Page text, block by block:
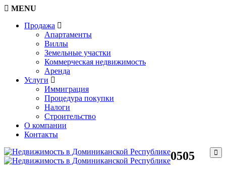
MENU
Продажа
Апартаменты
Виллы
Земельные участки
Коммерческая недвижимость
Аренда
Услуги
Иммиграция
Процедура покупки
Налоги
Строительство
О компании
Контакты
0505